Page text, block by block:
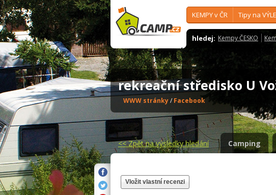
KEMPY v ČR Tipy na
hledej: Kempy ČESKO
rekreační středisko U
WWW stránky/ Facebook
<<Zpět na výsledky hledání Camping
Vložit vlastní recenzi